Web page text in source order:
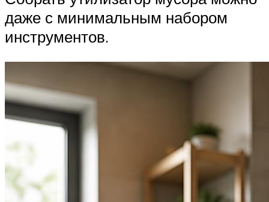
даже с минимальным набором
инструментов.